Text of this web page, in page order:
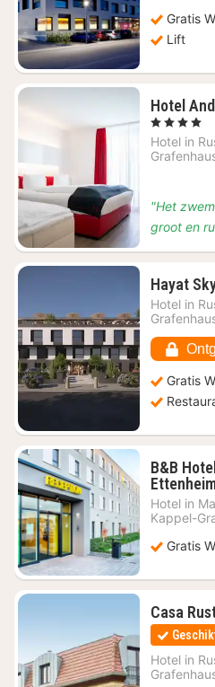
Gratis
Lift
Hotel
, 4 Sterren
Hotel in
"Het
groot en
Hayat
Hotel in
Gratis
B&B
Hotel in
Kappel-
Gratis
Casa
Hotel in